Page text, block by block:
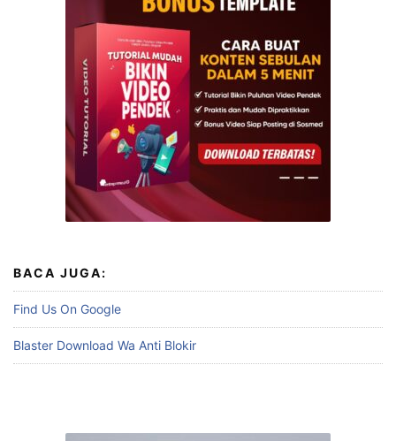
BACA JUGA:
Find Us On Google
Blaster Download Wa Anti Blokir